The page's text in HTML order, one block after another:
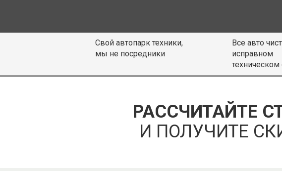
Свой автопарк техники,
мы не посредники
Все авто
исправном
техническом
РАССЧИТАЙТЕ
И ПОЛУЧИТЕ